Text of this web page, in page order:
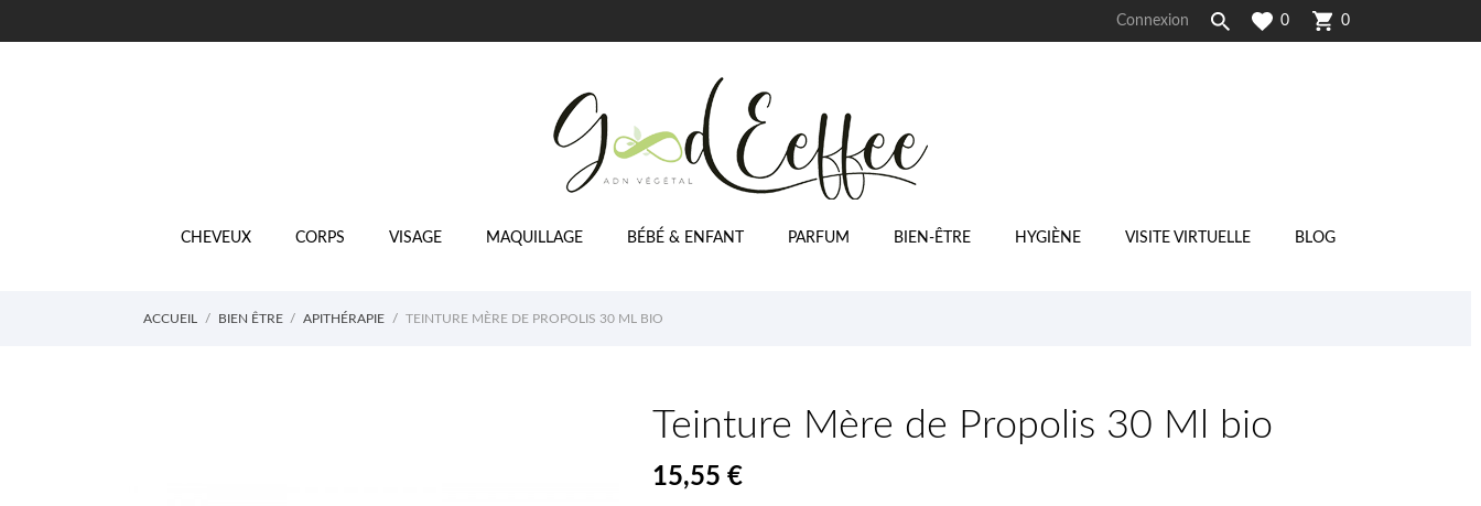
Connexion 0 0
CHEVEUX CORPS VISAGE MAQUILLAGE BÉBÉ & ENFANT PARFUM BIEN-ÊTRE HYGIÈNE VISITE VIRTUELLE BLOG
ACCUEIL BIEN ÊTRE APITHÉRAPIE TEINTURE MÈRE DE PROPOLIS 30 ML BIO
Teinture Mère de Propolis 30 Ml bio
15,55 €